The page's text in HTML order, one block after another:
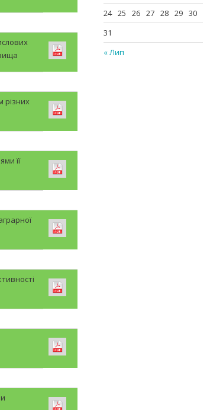
різних
її
« Лип
24 25 26 27 28 29 30
31